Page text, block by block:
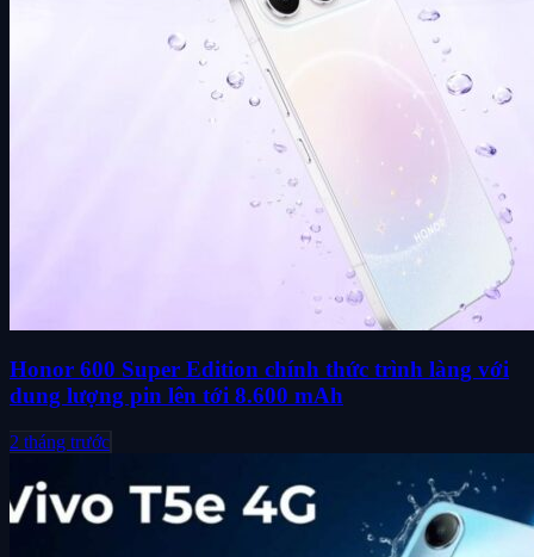
Honor 600 Super Edition chính thức trình làng với
dung lượng pin lên tới 8.600 mAh
2 tháng trước